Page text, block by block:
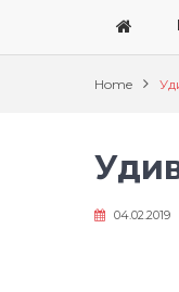
Home
04.02.2019